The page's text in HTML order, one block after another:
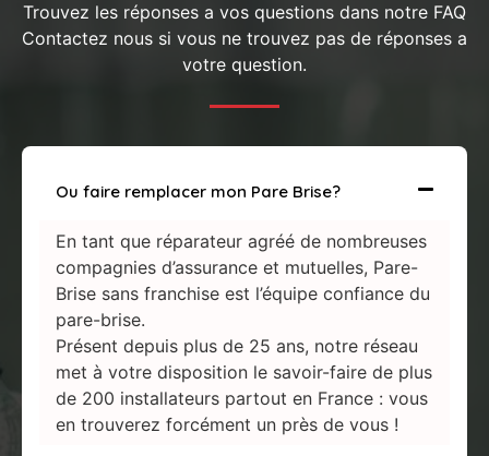
Trouvez les réponses a vos questions dans notre FAQ
Contactez nous si vous ne trouvez pas de réponses a
votre question.
Ou faire remplacer mon Pare Brise?
En tant que réparateur agréé de nombreuses
compagnies d’assurance et mutuelles, Pare-
Brise sans franchise est l’équipe confiance du
pare-brise.
Présent depuis plus de 25 ans, notre réseau
met à votre disposition le savoir-faire de plus
de 200 installateurs partout en France : vous
en trouverez forcément un près de vous !